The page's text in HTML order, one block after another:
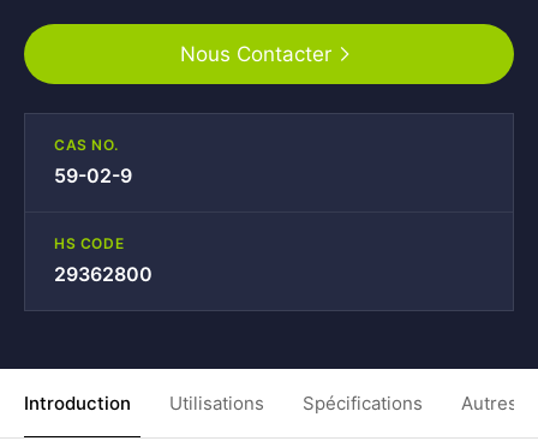
Nous Contacter
CAS NO.
59-02-9
HS CODE
29362800
Introduction Utilisations Spécifications Autres